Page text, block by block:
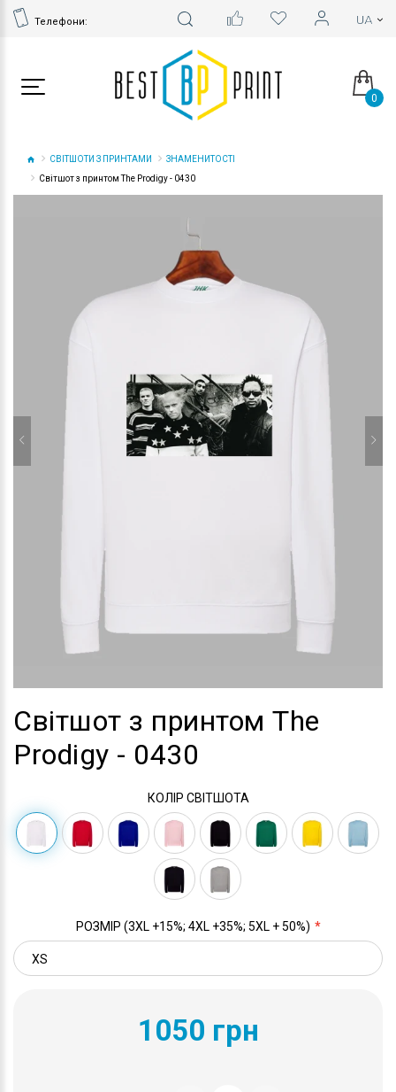
Телефони:
0
СВІТШОТИ З ПРИНТАМИ
ЗНАМЕНИТОСТІ
Світшот з принтом The Prodigy - 0430
Світшот з принтом The
Prodigy - 0430
КОЛІР СВІТШОТА
РОЗМІР (3XL +15%; 4XL +35%; 5XL + 50%)
1050 грн